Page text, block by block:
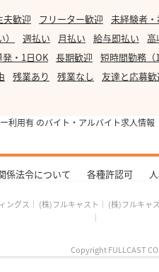
夫歓迎 フリーター歓迎 未経験者
週払い 月払い 給与即払い 高
発・1日OK 長期歓迎 短時間勤務（
残業あり 残業なし 友達と応募歓
利用有 のバイト・アルバイト求人情報
係法令について 各種許認可
ングス ｜ (株)フルキャスト ｜ (株)フルキャ
｜
Copyright FULLCAST